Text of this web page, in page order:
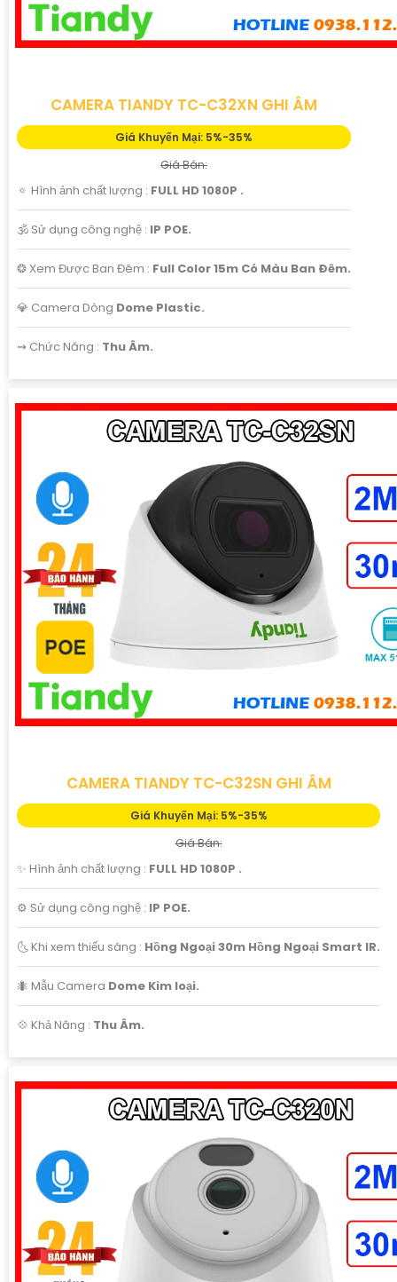
CAMERA TIANDY TC-C32XN GHI ÂM
Giá Khuyến Mại: 5%-35%
Giá Bán:
🔅 Hình ảnh chất lượng : FULL HD 1080P .
🕉️ Sử dụng công nghệ : IP POE.
❂ Xem Được Ban Đêm : Full Color 15m Có Màu Ban Ðêm.
💎 Camera Dòng Dome Plastic.
️⇝ Chức Năng : Thu Âm.
CAMERA TIANDY TC-C32SN GHI ÂM
Giá Khuyến Mại: 5%-35%
Giá Bán:
✨ Hình ảnh chất lượng : FULL HD 1080P .
⚙ Sử dụng công nghệ : IP POE.
🌜 Khi xem thiếu sáng : Hồng Ngoại 30m Hồng Ngoại Smart IR.
🐜 Mẫu Camera Dome Kim loại.
️💠 Khả Năng : Thu Âm.